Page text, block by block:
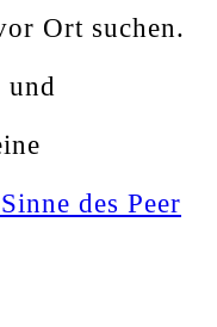
Ort suchen.
des Peer